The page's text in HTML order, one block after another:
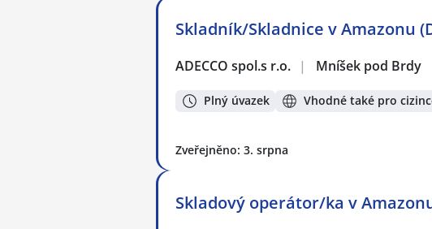
Skladník/Skladnice v Amazonu
ADECCO spol.s r.o. | Mníšek pod Brdy
Plný úvazek Vhodné také pro
Zveřejněno: 3. srpna
Skladový operátor/ka v